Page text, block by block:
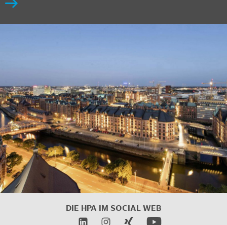
DIE HPA IM SOCIAL WEB